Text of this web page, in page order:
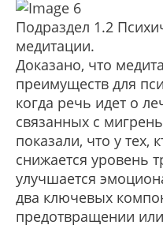
Подраздел 1.2
медитации.
Доказано, что
преимуществ для
когда речь идет о
связанных с
показали, что у тех,
снижается уровень
улучшается
два ключевых
предотвращении